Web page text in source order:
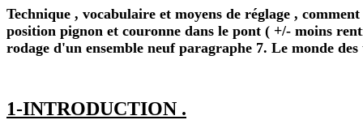
Technique , vocabulaire et moyens de réglage ,
position pignon et couronne dans le pont ( +/- moins
rodage d'un ensemble neuf paragraphe 7. Le monde
1-INTRODUCTION .